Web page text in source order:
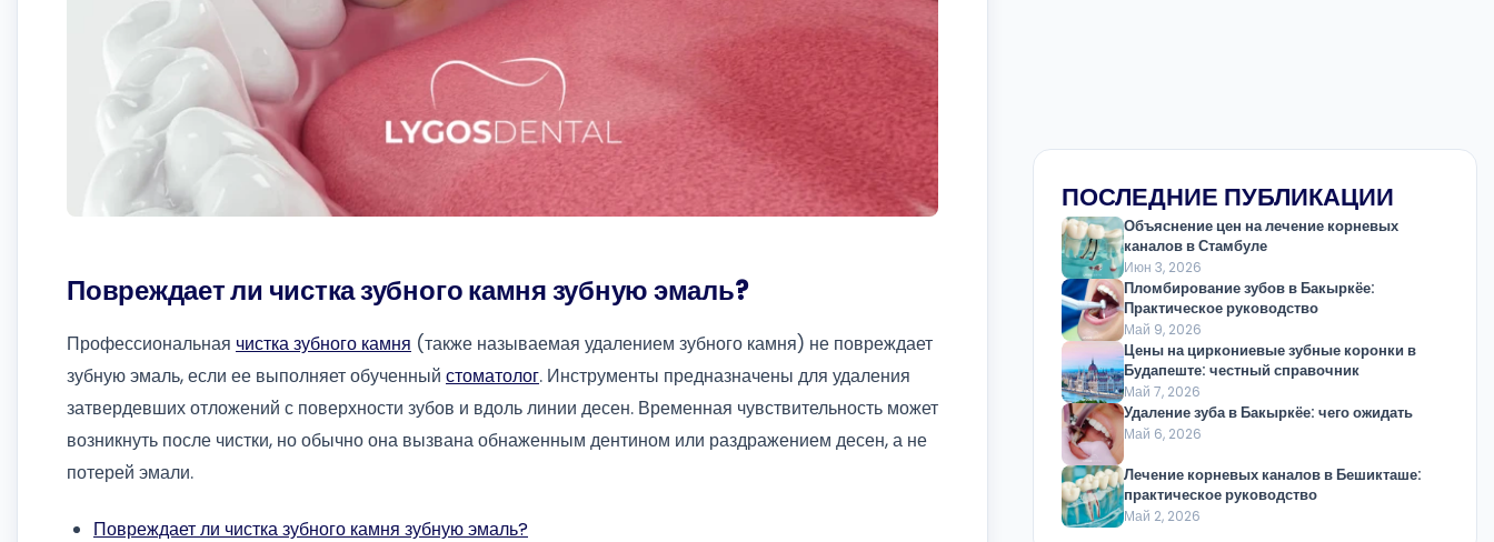
Повреждает ли чистка зубного камня зубную эмаль?
Профессиональная чистка зубного камня (также называемая удалением зубного камня) не повреждает
зубную эмаль, если ее выполняет обученный стоматолог. Инструменты предназначены для удаления
затвердевших отложений с поверхности зубов и вдоль линии десен. Временная чувствительность может
возникнуть после чистки, но обычно она вызвана обнаженным дентином или раздражением десен, а не
потерей эмали.
Повреждает ли чистка зубного камня зубную эмаль?
ПОСЛЕДНИЕ ПУБЛИКАЦИИ
Объяснение цен на лечение корневых
каналов в Стамбуле
Июн 3, 2026
Пломбирование зубов в Бакыркёе:
Практическое руководство
Май 9, 2026
Цены на циркониевые зубные коронки в
Будапеште: честный справочник
Май 7, 2026
Удаление зуба в Бакыркёе: чего ожидать
Май 6, 2026
Лечение корневых каналов в Бешикташе:
практическое руководство
Май 2, 2026